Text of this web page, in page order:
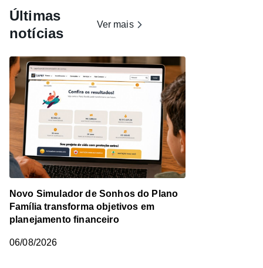
Últimas
notícias
Ver mais
Novo Simulador de Sonhos do Plano
Família transforma objetivos em
planejamento financeiro
06/08/2026